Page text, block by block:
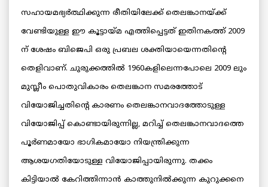
സഹായമഭ്യര്‍ത്ഥിക്കുന്ന രീതിയിലേക്ക് തെലങ്കാനയ്ക്ക്
വേണ്ടിയുള്ള ഈ കൂട്ടായ്മ എത്തിപ്പെട്ടത് ഇതിനകത്ത് 2009
ന് ശേഷം ബിജെപി ഒരു പ്രബല ശക്തിയായെന്നതിന്റെ
തെളിവാണ്. ചുരുക്കത്തില്‍ 1960കളിലെന്നപോലെ 2009 ലും
മുസ്ലീം പൊതുവികാരം തെലങ്കാന സമരത്തോട്
വിയോജിച്ചതിന്റെ കാരണം തെലങ്കാനവാദത്തോടുള്ള
വിയോജിപ്പ് കൊണ്ടായിരുന്നില്ല, മറിച്ച് തെലങ്കാനവാദത്തെ
പൂര്‍ണമായോ ഭാഗികമായോ നിയന്ത്രിക്കുന്ന
ആശയഗതിയോടുള്ള വിയോജിപ്പായിരുന്നു. തക്കം
കിട്ടിയാല്‍ കേറിത്തിന്നാന്‍ കാത്തുനില്‍ക്കുന്ന കുറുക്കനെ